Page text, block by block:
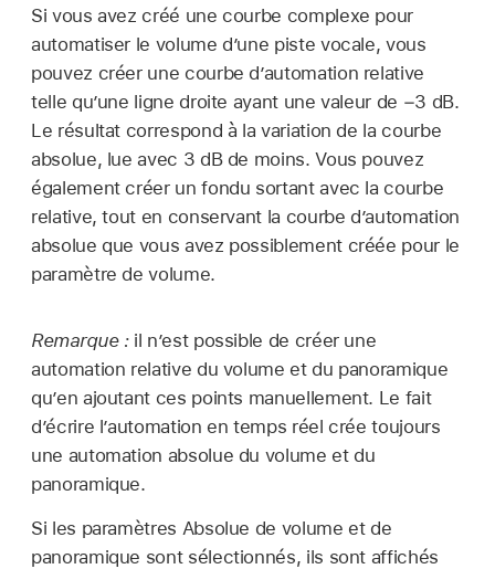
Si vous avez créé une courbe complexe pour
automatiser le volume d’une piste vocale, vous
pouvez créer une courbe d’automation relative
telle qu’une ligne droite ayant une valeur de −3 dB.
Le résultat correspond à la variation de la courbe
absolue, lue avec 3 dB de moins. Vous pouvez
également créer un fondu sortant avec la courbe
relative, tout en conservant la courbe d’automation
absolue que vous avez possiblement créée pour le
paramètre de volume.
Remarque : il n’est possible de créer une
automation relative du volume et du panoramique
qu’en ajoutant ces points manuellement. Le fait
d’écrire l’automation en temps réel crée toujours
une automation absolue du volume et du
panoramique.
Si les paramètres Absolue de volume et de
panoramique sont sélectionnés, ils sont affichés